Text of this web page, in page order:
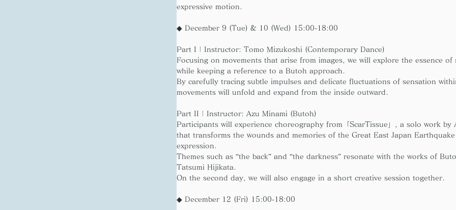
expressive motion.
◆ December 9 (Tue) & 10 (Wed) 15:00-18:00
Part I | Instructor: Tomo Mizukoshi (Contemporary Dance)
Focusing on movements that arise from images, we will explore the essence of
while keeping a reference to a Butoh approach.
By carefully tracing subtle impulses and delicate fluctuations of sensation
movements will unfold and expand from the inside outward.
Part II | Instructor: Azu Minami (Butoh)
Participants will experience choreography from「ScarTissue」, a solo work by
that transforms the wounds and memories of the Great East Japan
expression.
Themes such as “the back” and “the darkness” resonate with the works of
Tatsumi Hijikata.
On the second day, we will also engage in a short creative session together.
◆ December 12 (Fri) 15:00-18:00